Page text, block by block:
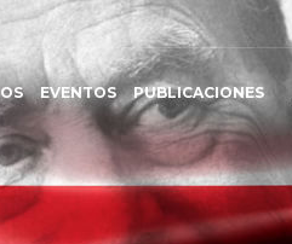
EVENTOS PUBLICACIONES